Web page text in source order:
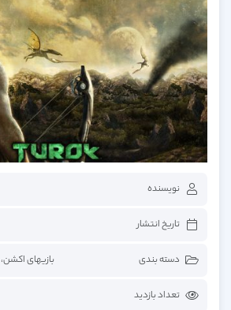
نویسنده
تاریخ انتشار
دسته بندی بازیهای اکشن،
تعداد بازدید